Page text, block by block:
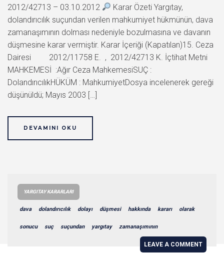
2012/42713 – 03.10.2012
Karar Özeti Yargıtay,
dolandırıcılık suçundan verilen mahkumiyet hükmünün, dava
zamanaşımının dolması nedeniyle bozulmasına ve davanın
düşmesine karar vermiştir. Karar İçeriği (Kapatılan)15. Ceza
Dairesi 2012/11758 E. , 2012/42713 K. İçtihat Metni
MAHKEMESİ :Ağır Ceza MahkemesiSUÇ :
DolandırıcılıkHÜKÜM : MahkumiyetDosya incelenerek gereği
düşünüldü; Mayıs 2003 […]
DEVAMINI OKU
YARGITAY KARARLARI
dava dolandırıcılık dolayı düşmesi hakkında kararı olarak
sonucu suç suçundan yargıtay zamanaşımının
LEAVE A COMMENT